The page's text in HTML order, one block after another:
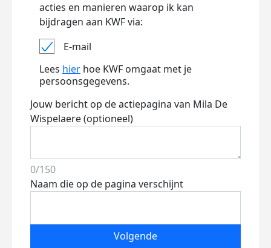
acties en manieren waarop ik kan
bijdragen aan KWF via:
E-mail
Lees hier hoe KWF omgaat met je
persoonsgegevens.
Jouw bericht op de actiepagina van Mila De
Wispelaere (optioneel)
0/150
Naam die op de pagina verschijnt
Volgende